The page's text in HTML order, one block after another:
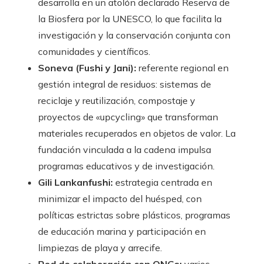
desarrolla en un atolón declarado Reserva de
la Biosfera por la UNESCO, lo que facilita la
investigación y la conservación conjunta con
comunidades y científicos.
Soneva (Fushi y Jani): referente regional en
gestión integral de residuos: sistemas de
reciclaje y reutilización, compostaje y
proyectos de «upcycling» que transforman
materiales recuperados en objetos de valor. La
fundación vinculada a la cadena impulsa
programas educativos y de investigación.
Gili Lankanfushi: estrategia centrada en
minimizar el impacto del huésped, con
políticas estrictas sobre plásticos, programas
de educación marina y participación en
limpiezas de playa y arrecife.